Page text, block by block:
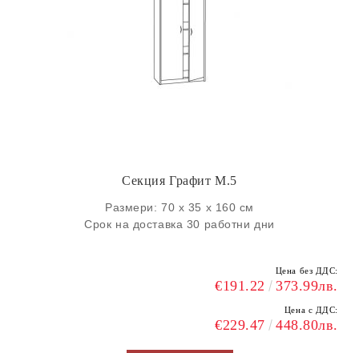
Секция Графит M.5
Размери: 70 х 35 х 160 см
Срок на доставка 30 работни дни
Цена без ДДС:
€191.22 373.99лв.
Цена с ДДС:
€229.47 448.80лв.